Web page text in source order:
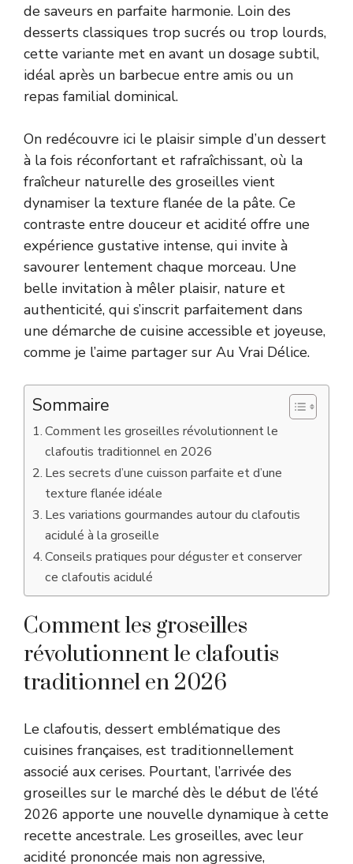
de saveurs en parfaite harmonie. Loin des
desserts classiques trop sucrés ou trop lourds,
cette variante met en avant un dosage subtil,
idéal après un barbecue entre amis ou un
repas familial dominical.
On redécouvre ici le plaisir simple d’un dessert
à la fois réconfortant et rafraîchissant, où la
fraîcheur naturelle des groseilles vient
dynamiser la texture flanée de la pâte. Ce
contraste entre douceur et acidité offre une
expérience gustative intense, qui invite à
savourer lentement chaque morceau. Une
belle invitation à mêler plaisir, nature et
authenticité, qui s’inscrit parfaitement dans
une démarche de cuisine accessible et joyeuse,
comme je l’aime partager sur Au Vrai Délice.
Sommaire
Comment les groseilles révolutionnent le
clafoutis traditionnel en 2026
Les secrets d’une cuisson parfaite et d’une
texture flanée idéale
Les variations gourmandes autour du clafoutis
acidulé à la groseille
Conseils pratiques pour déguster et conserver
ce clafoutis acidulé
Comment les groseilles
révolutionnent le clafoutis
traditionnel en 2026
Le clafoutis, dessert emblématique des
cuisines françaises, est traditionnellement
associé aux cerises. Pourtant, l’arrivée des
groseilles sur le marché dès le début de l’été
2026 apporte une nouvelle dynamique à cette
recette ancestrale. Les groseilles, avec leur
acidité prononcée mais non agressive,